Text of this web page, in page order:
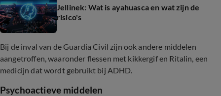
Jellinek: Wat is ayahuasca en wat zijn de
risico's
Bij de inval van de Guardia Civil zijn ook andere middelen
aangetroffen, waaronder flessen met kikkergif en Ritalin, een
medicijn dat wordt gebruikt bij ADHD.
Psychoactieve middelen